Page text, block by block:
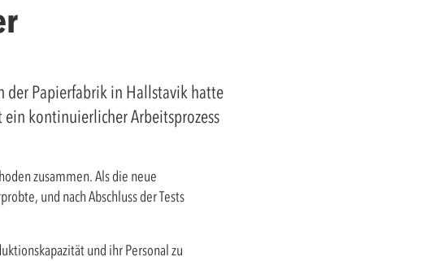
der Papierfabrik in Hallstavik hatte
kontinuierlicher Arbeitsprozess
zusammen. Als die neue
und nach Abschluss der Tests
und ihr Personal zu